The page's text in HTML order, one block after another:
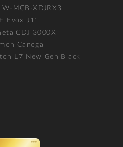
W-MCB-XDJRX3
Evox J11
CDJ 3000X
Canoga
L7 New Gen Black